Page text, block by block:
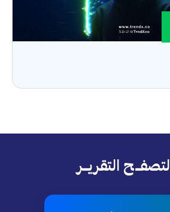
لتصفــح التقريــر